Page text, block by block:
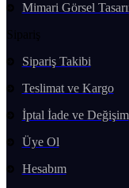
Mimari Görsel
Sipariş
Sipariş Takibi
Teslimat ve Kargo
İptal İade ve Değişim
Üye Ol
Hesabım